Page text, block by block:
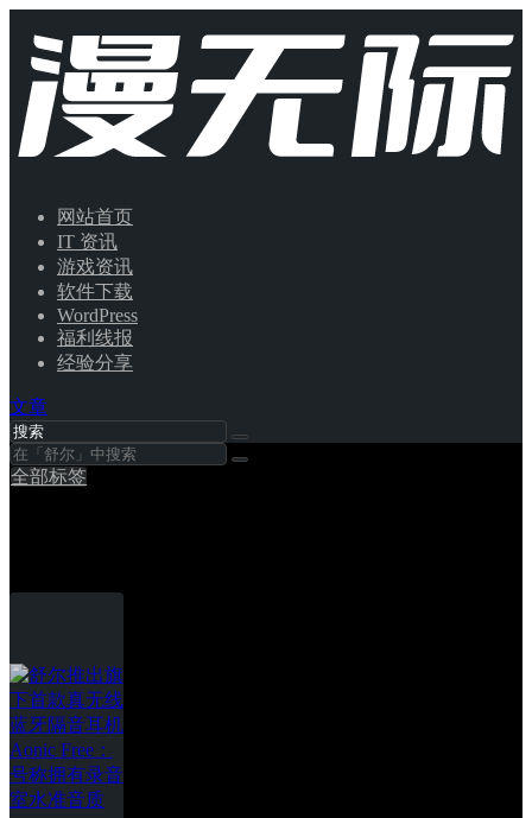
网站首页
IT 资讯
游戏资讯
软件下载
WordPress
福利线报
经验分享
文章
全部标签